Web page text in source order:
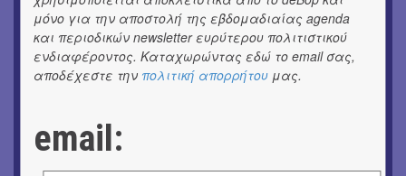
Ομαδική έκθεση | Προσωρινά για Πάντα
ΕΙΚΑΣΤΙΚΑ
Έκθεση φωτογραφίας: Ανδρίων έργα και ημέρες
Αργύρης Ραλλιάς | Λιτανεία
ΕΙΚΑΣΤΙΚΑ
μόνο για την αποστολή της εβδομαδιαίας agenda
και περιοδικών newsletter ευρύτερου πολιτιστικού
ενδιαφέροντος. Καταχωρώντας εδώ το email σας,
αποδέχεστε την πολιτική απορρήτου μας.
email: